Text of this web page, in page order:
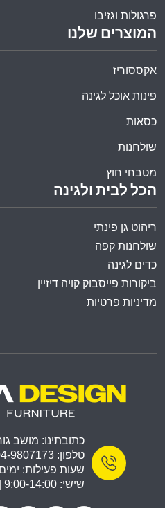
הכל לבית ולגינה
ריהוט גן פינתי
שולחנות קפה
כדים לגינה
ביקורות פייסבוק קויה דיזיין
מדיניות פרטיות
המוצרים שלנו
אקססוריז
פינות אוכל לגינה
כסאות
שולחנות
מטבחי חוץ
פרגולות וגזיבו
כתובתינו: מושב
טלפון: 04-9807173 | פקס: 04-8550248
שעות פעילות: ימים א׳-ה׳:
שישי: 9:00-14:00 | שבת: סגור